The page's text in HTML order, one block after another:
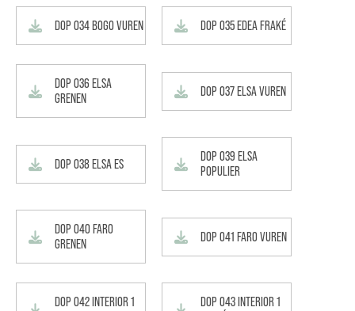
DOP 034 BOGO VUREN DOP 035 EDEA FRAKÉ
DOP 036 ELSA
GRENEN
DOP 037 ELSA VUREN
DOP 038 ELSA ES
DOP 039 ELSA
POPULIER
DOP 040 FARO
GRENEN
DOP 041 FARO VUREN
DOP 042 INTERIOR 1
DOP 043 INTERIOR 1